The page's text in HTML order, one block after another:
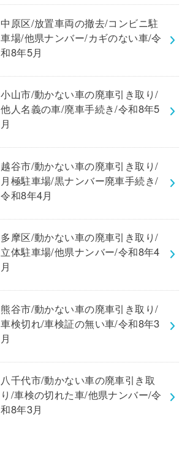
中原区/放置車両の撤去/コンビニ駐
車場/他県ナンバー/カギのない車/令
和8年5月
小山市/動かない車の廃車引き取り/
他人名義の車/廃車手続き/令和8年5
月
越谷市/動かない車の廃車引き取り/
月極駐車場/黒ナンバー廃車手続き/
令和8年4月
多摩区/動かない車の廃車引き取り/
立体駐車場/他県ナンバー/令和8年4
月
熊谷市/動かない車の廃車引き取り/
車検切れ/車検証の無い車/令和8年3
月
八千代市/動かない車の廃車引き取
り/車検の切れた車/他県ナンバー/令
和8年3月